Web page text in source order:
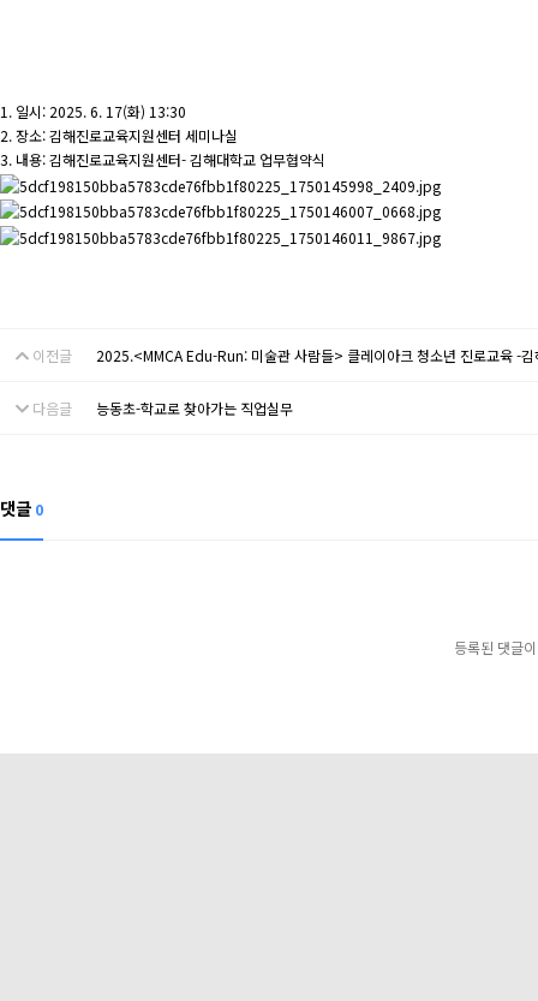
1. 일시: 2025. 6. 17(화) 13:30
2. 장소: 김해진로교육지원센터 세미나실
3. 내용: 김해진로교육지원센터- 김해대학교 업무협약식
이전글 2025.<MMCA Edu-Run: 미술관 사람들> 클레이아크 청소년 진로교육 -김
다음글 능동초-학교로 찾아가는 직업실무
댓글 0
등록된 댓글